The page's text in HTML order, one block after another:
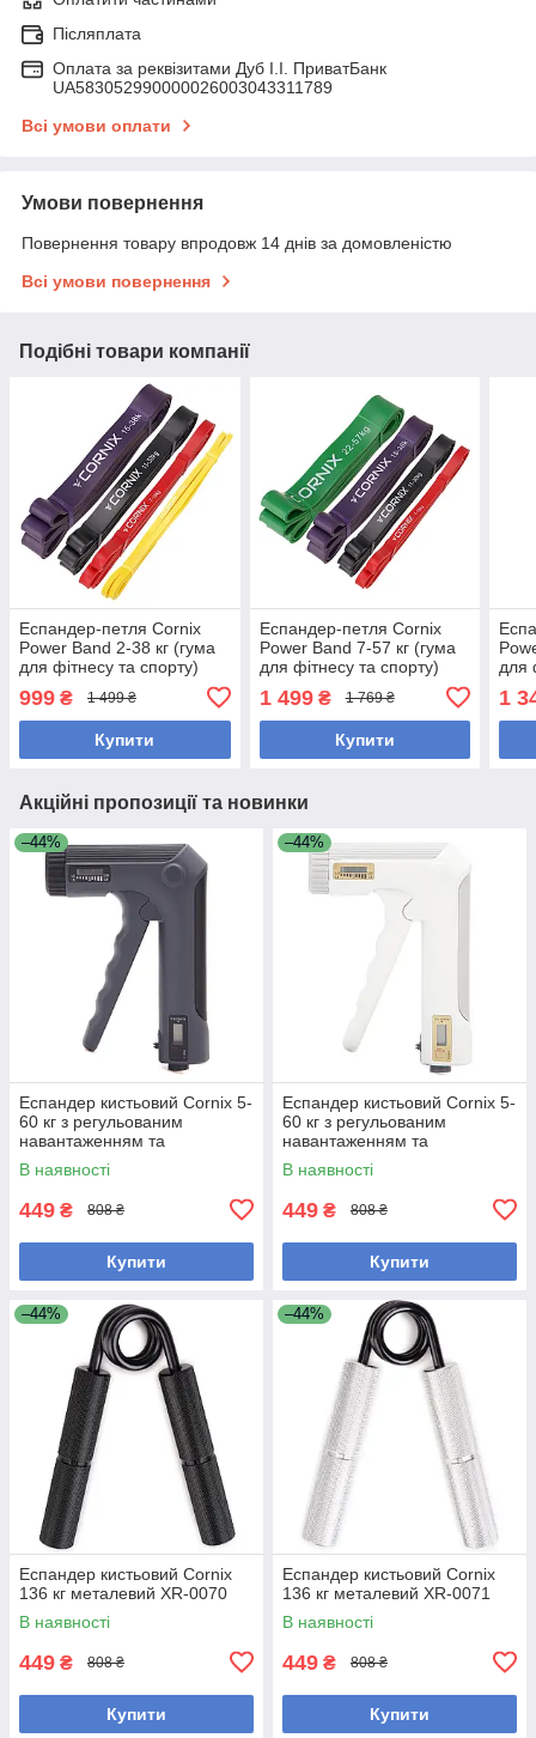
Післяплата
Оплата за реквізитами Дуб І.І. ПриватБанк
UA583052990000026003043311789
Всі умови оплати
Умови повернення
Повернення товару впродовж 14 днів за домовленістю
Всі умови повернення
Подібні товари компанії
Еспандер-петля Cornix
Power Band 2-38 кг (гума
для фітнесу та спорту)
999 ₴ 1 499 ₴
Купити
Еспандер-петля Cornix
Power Band 7-57 кг (гума
для фітнесу та спорту)
1 499₴ 1 769 ₴
Купити
для
1
Акційні пропозиції та новинки
–44%
Еспандер кистьовий Cornix 5-
60 кг з регульованим
навантаженням та
електронним лічильником
XR-0280 Black
В наявності
449 ₴ 808 ₴
Купити
–44%
Еспандер кистьовий Cornix 5-
60 кг з регульованим
навантаженням та
електронним лічильником
XR-0281 White
В наявності
449 ₴ 808 ₴
Купити
–44%
Еспандер кистьовий Cornix
136 кг металевий XR-0070
В наявності
449 ₴ 808 ₴
Купити
–44%
Еспандер кистьовий Cornix
136 кг металевий XR-0071
В наявності
449 ₴ 808 ₴
Купити